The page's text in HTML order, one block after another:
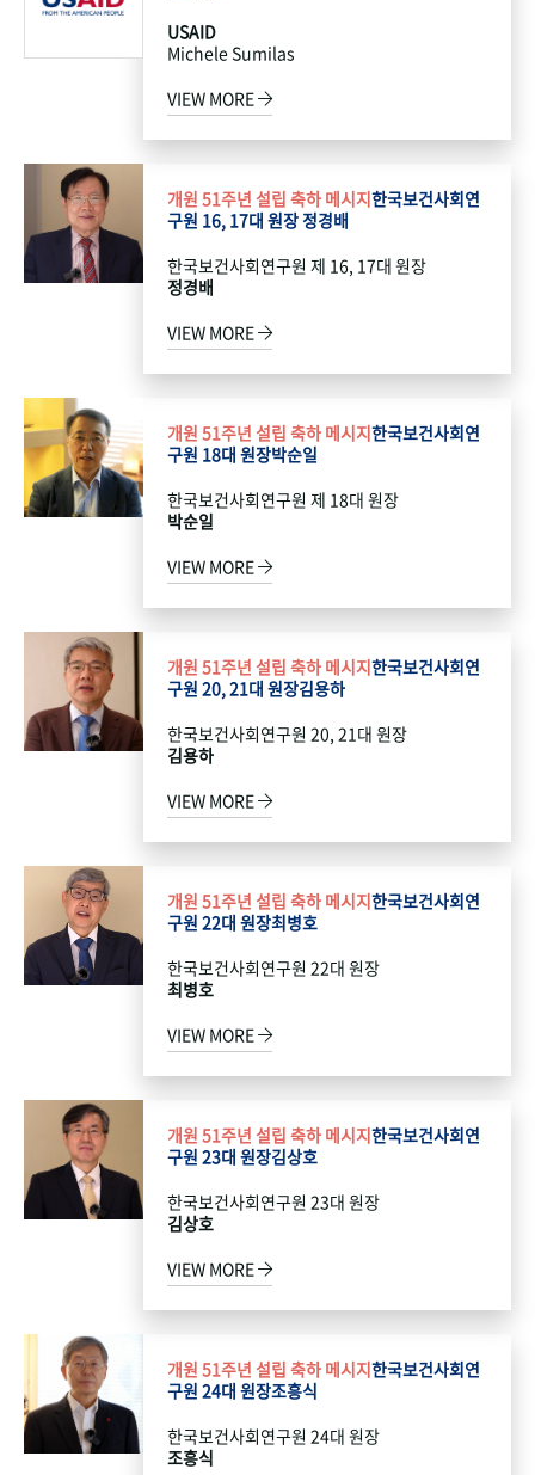
USAID
Michele Sumilas
VIEW MORE
개원 51주년 설립 축하 메시지한국보건사회연
구원 16, 17대 원장 정경배
한국보건사회연구원 제 16, 17대 원장
정경배
VIEW MORE
개원 51주년 설립 축하 메시지한국보건사회연
구원 18대 원장박순일
한국보건사회연구원 제 18대 원장
박순일
VIEW MORE
개원 51주년 설립 축하 메시지한국보건사회연
구원 20, 21대 원장김용하
한국보건사회연구원 20, 21대 원장
김용하
VIEW MORE
개원 51주년 설립 축하 메시지한국보건사회연
구원 22대 원장최병호
한국보건사회연구원 22대 원장
최병호
VIEW MORE
개원 51주년 설립 축하 메시지한국보건사회연
구원 23대 원장김상호
한국보건사회연구원 23대 원장
김상호
VIEW MORE
개원 51주년 설립 축하 메시지한국보건사회연
구원 24대 원장조흥식
한국보건사회연구원 24대 원장
조흥식